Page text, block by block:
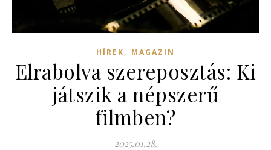
HÍREK, MAGAZIN
Elrabolva szereposztás: Ki
játszik a népszerű
filmben?
2025.01.28.